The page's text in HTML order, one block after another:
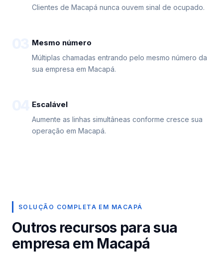
Clientes de Macapá nunca ouvem sinal de ocupado.
Mesmo número
Múltiplas chamadas entrando pelo mesmo número da
sua empresa em Macapá.
Escalável
Aumente as linhas simultâneas conforme cresce sua
operação em Macapá.
SOLUÇÃO COMPLETA EM MACAPÁ
Outros recursos para sua
empresa em Macapá